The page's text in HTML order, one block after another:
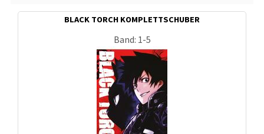
BLACK TORCH KOMPLETTSCHUBER
Band: 1-5